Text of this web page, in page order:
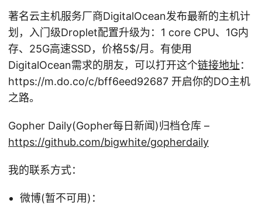
著名云主机服务厂商DigitalOcean发布最新的主机计
划，入门级Droplet配置升级为：1 core CPU、1G内
存、25G高速SSD，价格5$/月。有使用
DigitalOcean需求的朋友，可以打开这个链接地址：
https://m.do.co/c/bff6eed92687 开启你的DO主机
之路。
Gopher Daily(Gopher每日新闻)归档仓库 –
https://github.com/bigwhite/gopherdaily
我的联系方式：
微博(暂不可用)：